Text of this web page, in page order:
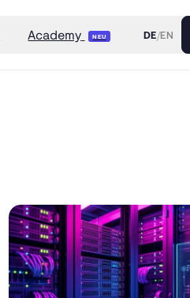
Academy NEU DE/EN